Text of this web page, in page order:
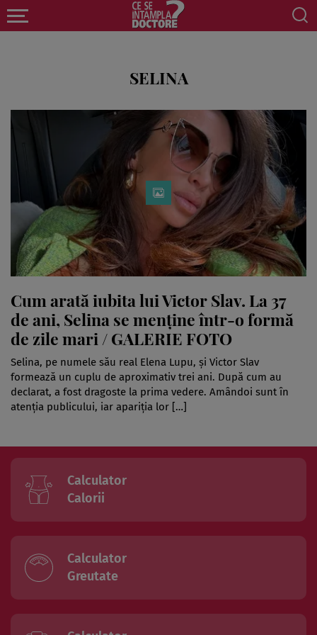
SELINA
Cum arată iubita lui Victor Slav. La 37
de ani, Selina se menține într-o formă
de zile mari / GALERIE FOTO
Selina, pe numele său real Elena Lupu, și Victor Slav
formează un cuplu de aproximativ trei ani. După cum au
declarat, a fost dragoste la prima vedere. Amândoi sunt în
atenția publicului, iar apariția lor […]
Calculator
Calorii
Calculator
Greutate